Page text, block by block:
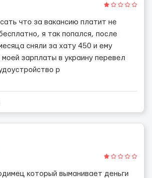
что за вакансию платит не
я так попался, после
сняли за хату 450 и ему
зарплаты в украину перевел
p
который выманивает деньги